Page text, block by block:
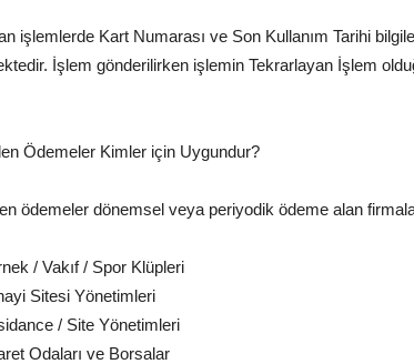
işlemlerde Kart Numarası ve Son Kullanım Tarihi
İşlem gönderilirken işlemin Tekrarlayan İşlem
Ödemeler Kimler için Uygundur?
ödemeler dönemsel veya periyodik ödeme alan
/ Vakıf / Spor Klüpleri
Sitesi Yönetimleri
/ Site Yönetimleri
Odaları ve Borsalar